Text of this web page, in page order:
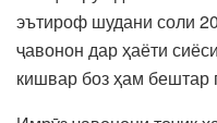
эътироф шудани соли
ҷавонон дар ҳаёти
кишвар боз ҳам бештар